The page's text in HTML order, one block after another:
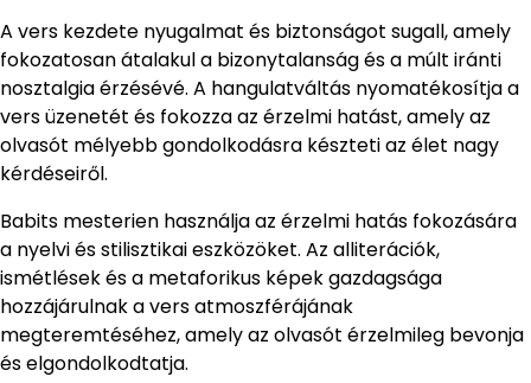
A vers kezdete nyugalmat és biztonságot sugall, amely
fokozatosan átalakul a bizonytalanság és a múlt iránti
nosztalgia érzésévé. A hangulatváltás nyomatékosítja a
vers üzenetét és fokozza az érzelmi hatást, amely az
olvasót mélyebb gondolkodásra készteti az élet nagy
kérdéseiről.
Babits mesterien használja az érzelmi hatás fokozására
a nyelvi és stilisztikai eszközöket. Az alliterációk,
ismétlések és a metaforikus képek gazdagsága
hozzájárulnak a vers atmoszférájának
megteremtéséhez, amely az olvasót érzelmileg bevonja
és elgondolkodtatja.